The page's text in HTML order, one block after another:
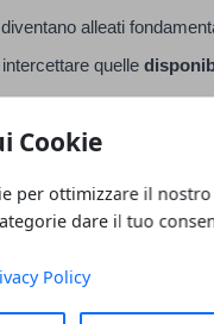
Cookie
per ottimizzare il
dare il tuo
Policy
alleati
quelle
sorprendentemente
di suggerimenti
notturni tra le
inizio. La capitale, con la
tardi, a patto di